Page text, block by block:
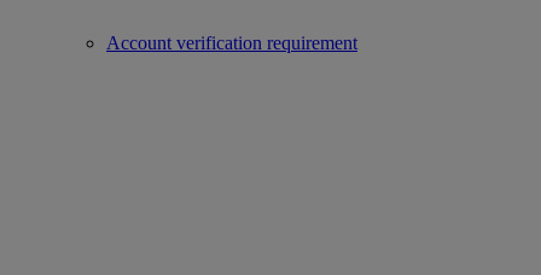
Account verification requirement